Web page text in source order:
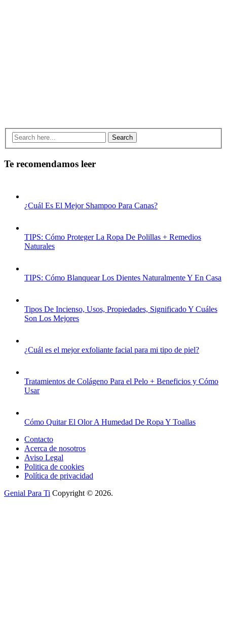
Search
Te recomendamos leer
¿Cuál Es El Mejor Shampoo Para Canas?
TIPS: Cómo Proteger La Ropa De Polillas + Remedios
Naturales
TIPS: Cómo Blanquear Los Dientes Naturalmente Y En Casa
Tipos De Incienso, Usos, Propiedades, Significado Y Cuáles
Son Los Mejores
¿Cuál es el mejor exfoliante facial para mi tipo de piel?
Tratamientos de Colágeno Para el Pelo + Beneficios y Cómo
Usar
Cómo Quitar El Olor A Humedad De Ropa Y Toallas
Contacto
Acerca de nosotros
Aviso Legal
Politica de cookies
Política de privacidad
Genial Para Ti Copyright © 2026.